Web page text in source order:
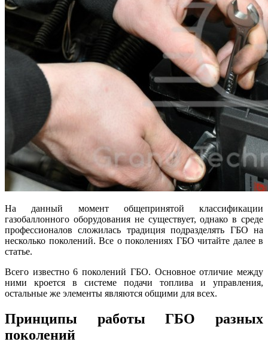
На данный момент общепринятой классификации
газобаллонного оборудования не существует, однако в среде
профессионалов сложилась традиция подразделять ГБО на
несколько поколений. Все о поколениях ГБО читайте далее в
статье.
Всего известно 6 поколений ГБО. Основное отличие между
ними кроется в системе подачи топлива и управления,
остальные же элементы являются общими для всех.
Принципы работы ГБО разных
поколений